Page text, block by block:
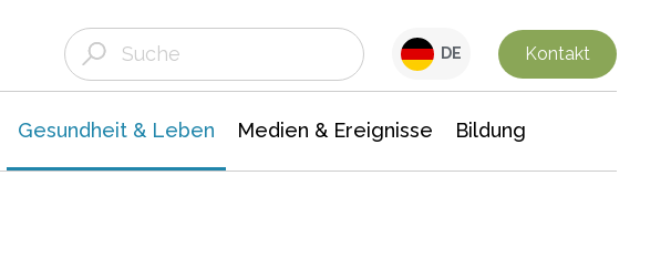
DE Kontakt
Gesundheit & Leben Medien & Ereignisse Bildung